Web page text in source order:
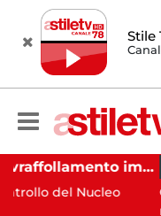
Stile
Salerno, sovraffollamento immigrati in immobile del centro storico: scatta lo sgombero CULTURA
CAPACCIO